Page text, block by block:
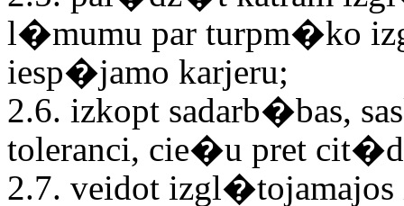
l�mumu par turpm�ko
iesp�jamo karjeru;
2.6. izkopt sadarb�bas,
toleranci, cie�u pret
2.7. veidot izgl�tojamajos